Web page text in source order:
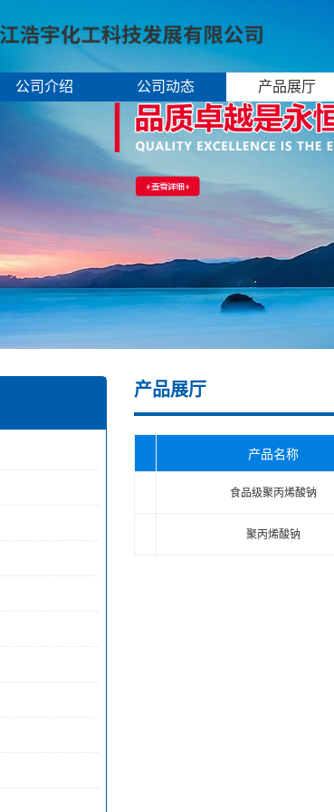
公司介绍 公司动态 产品展厅
产品展厅
产品名称
食品级聚丙烯酸钠
聚丙烯酸钠